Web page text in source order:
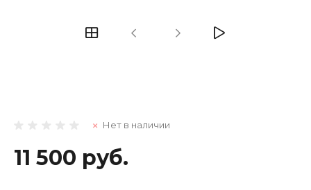
Нет в наличии
11 500 руб.